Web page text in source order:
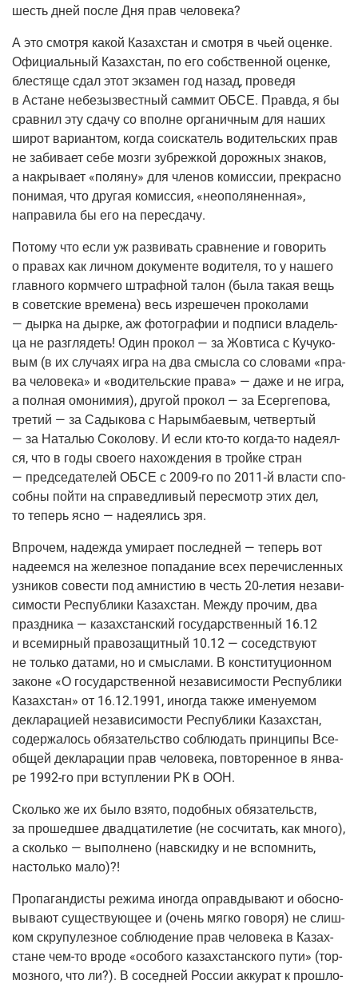
шесть дней после Дня прав человека?
А это смот­ря какой Казах­стан и смот­ря в чьей оцен­ке.
Офи­ци­аль­ный Казах­стан, по его соб­ствен­ной оцен­ке,
бле­стя­ще сдал этот экза­мен год назад, про­ве­дя
в Астане небезыз­вест­ный сам­мит ОБСЕ. Прав­да, я бы
срав­нил эту сда­чу со вполне орга­нич­ным для наших
широт вари­ан­том, когда соис­ка­тель води­тель­ских прав
не заби­ва­ет себе моз­ги зуб­реж­кой дорож­ных зна­ков,
а накры­ва­ет «поля­ну» для чле­нов комис­сии, пре­крас­но
пони­мая, что дру­гая комис­сия, «неопо­ля­нен­ная»,
напра­ви­ла бы его на пересдачу.
Пото­му что если уж раз­ви­вать срав­не­ние и гово­рить
о пра­вах как лич­ном доку­мен­те води­те­ля, то у наше­го
глав­но­го корм­че­го штраф­ной талон (была такая вещь
в совет­ские вре­ме­на) весь изре­ше­чен про­ко­ла­ми
— дыр­ка на дыр­ке, аж фото­гра­фии и под­пи­си вла­дель­
ца не раз­гля­деть! Один про­кол — за Жовти­са с Кучу­ко­
вым (в их слу­ча­ях игра на два смыс­ла со сло­ва­ми «пра­
ва чело­ве­ка» и «води­тель­ские пра­ва» — даже и не игра,
а пол­ная омо­ни­мия), дру­гой про­кол — за Есер­ге­по­ва,
тре­тий — за Сады­ко­ва с Нарым­ба­е­вым, чет­вер­тый
— за Ната­лью Соко­ло­ву. И если кто-то когда-то наде­ял­
ся, что в годы сво­е­го нахож­де­ния в трой­ке стран
— пред­се­да­те­лей ОБСЕ с 2009-го по 2011‑й вла­сти спо­
соб­ны пой­ти на спра­вед­ли­вый пере­смотр этих дел,
то теперь ясно — наде­я­лись зря.
Впро­чем, надеж­да уми­ра­ет послед­ней — теперь вот
наде­ем­ся на желез­ное попа­да­ние всех пере­чис­лен­ных
узни­ков сове­сти под амни­стию в честь 20-летия неза­ви­
си­мо­сти Рес­пуб­ли­ки Казах­стан. Меж­ду про­чим, два
празд­ни­ка — казах­стан­ский госу­дар­ствен­ный 16.12
и все­мир­ный пра­во­за­щит­ный 10.12 — сосед­ству­ют
не толь­ко дата­ми, но и смыс­ла­ми. В кон­сти­ту­ци­он­ном
законе «О госу­дар­ствен­ной неза­ви­си­мо­сти Рес­пуб­ли­ки
Казах­стан» от 16.12.1991, ино­гда так­же име­ну­е­мом
декла­ра­ци­ей неза­ви­си­мо­сти Рес­пуб­ли­ки Казах­стан,
содер­жа­лось обя­за­тель­ство соблю­дать прин­ци­пы Все­
об­щей декла­ра­ции прав чело­ве­ка, повто­рен­ное в янва­
ре 1992-го при вступ­ле­нии РК в ООН.
Сколь­ко же их было взя­то, подоб­ных обя­за­тельств,
за про­шед­шее два­дца­ти­ле­тие (не сосчи­тать, как мно­го),
а сколь­ко — выпол­не­но (навскид­ку и не вспом­нить,
настоль­ко мало)?!
Про­па­ган­ди­сты режи­ма ино­гда оправ­ды­ва­ют и обос­но­
вы­ва­ют суще­ству­ю­щее и (очень мяг­ко гово­ря) не слиш­
ком скру­пу­лез­ное соблю­де­ние прав чело­ве­ка в Казах­
стане чем-то вро­де «осо­бо­го казах­стан­ско­го пути» (тор­
моз­но­го, что ли?). В сосед­ней Рос­сии акку­рат к про­шло­